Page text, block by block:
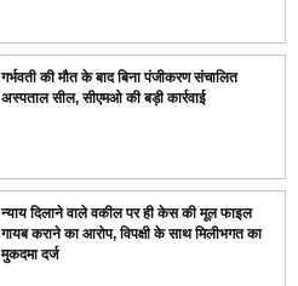
गर्भवती की मौत के बाद बिना पंजीकरण संचालित
अस्पताल सील, सीएमओ की बड़ी कार्रवाई
न्याय दिलाने वाले वकील पर ही केस की मूल फाइल
गायब कराने का आरोप, विपक्षी के साथ मिलीभगत का
मुकदमा दर्ज